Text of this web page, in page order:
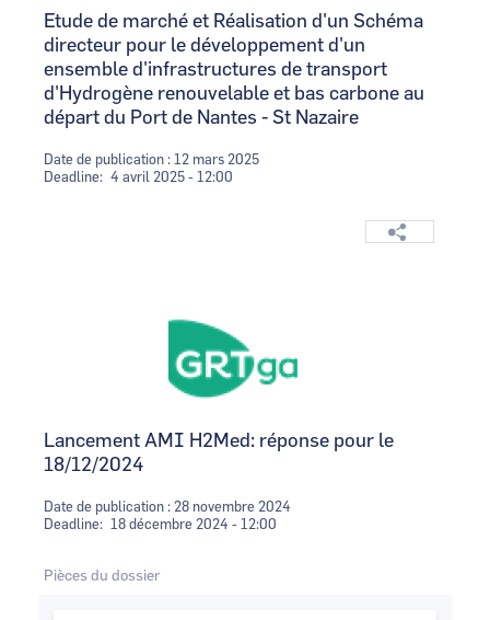
Etude de marché et Réalisation d'un Schéma
directeur pour le développement d'un
ensemble d'infrastructures de transport
d'Hydrogène renouvelable et bas carbone au
départ du Port de Nantes - St Nazaire
Date de publication : 12 mars 2025
Deadline
4 avril 2025 - 12:00
Lancement AMI H2Med: réponse pour le
18/12/2024
Date de publication : 28 novembre 2024
Deadline
18 décembre 2024 - 12:00
Pièces du dossier